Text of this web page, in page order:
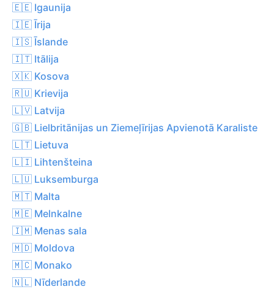
🇪🇪 Igaunija
🇮🇪 Īrija
🇮🇸 Īslande
🇮🇹 Itālija
🇽🇰 Kosova
🇷🇺 Krievija
🇱🇻 Latvija
🇬🇧 Lielbritānijas un Ziemeļīrijas Apvienotā Karaliste
🇱🇹 Lietuva
🇱🇮 Lihtenšteina
🇱🇺 Luksemburga
🇲🇹 Malta
🇲🇪 Melnkalne
🇮🇲 Menas sala
🇲🇩 Moldova
🇲🇨 Monako
🇳🇱 Nīderlande